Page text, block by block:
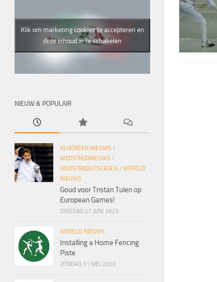
Klik om marketing cookies te accepteren en
deze inhoud in te schakelen
NIEUW & POPULAIR
ALGEMEEN NIEUWS /
WEDSTRIJDNIEUWS /
WEDSTRIJDUITSLAGEN / WERELD
NIEUWS
Goud voor Tristan Tulen op
European Games!
DINSDAG 27 JUNI 2023
WERELD NIEUWS
Installing a Home Fencing
Piste
ZONDAG 31 MEI 2020